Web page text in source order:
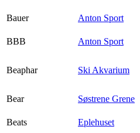
Bauer
Anton Sport
BBB
Anton Sport
Beaphar Ski Akvarium
Bear
Søstrene Grene
Beats
Eplehuset